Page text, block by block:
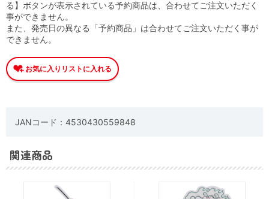
る】ボタンが表示されている予約商品は、合わせてご注文いただく
事ができません。
また、発売日の異なる「予約商品」は合わせてご注文いただく事が
できません。
JANコード：4530430559848
関連商品